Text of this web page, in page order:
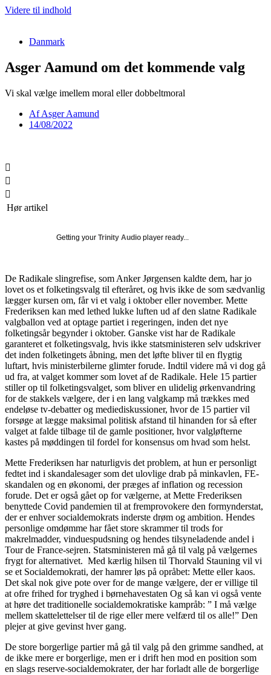
Videre til indhold
Danmark
Asger Aamund om det kommende valg
Vi skal vælge imellem moral eller dobbeltmoral
AfAsger Aamund
14/08/2022
Hør artikel
Getting your Trinity Audio player ready...
De Radikale slingrefise, som Anker Jørgensen kaldte dem, har jo
lovet os et folketingsvalg til efteråret, og hvis ikke de som sædvanlig
lægger kursen om, får vi et valg i oktober eller november. Mette
Frederiksen kan med lethed lukke luften ud af den slatne Radikale
valgballon ved at optage partiet i regeringen, inden det nye
folketingsår begynder i oktober. Ganske vist har de Radikale
garanteret et folketingsvalg, hvis ikke statsministeren selv udskriver
det inden folketingets åbning, men det løfte bliver til en flygtig
luftart, hvis ministerbilerne glimter forude. Indtil videre må vi dog gå
ud fra, at valget kommer som lovet af de Radikale. Hele 15 partier
stiller op til folketingsvalget, som bliver en ulidelig ørkenvandring
for de stakkels vælgere, der i en lang valgkamp må trækkes med
endeløse tv-debatter og mediediskussioner, hvor de 15 partier vil
forsøge at lægge maksimal politisk afstand til hinanden for så efter
valget at falde tilbage til de gamle positioner, hvor valgløfterne
kastes på møddingen til fordel for konsensus om hvad som helst.
Mette Frederiksen har naturligvis det problem, at hun er personligt
fedtet ind i skandalesager som det ulovlige drab på minkavlen, FE-
skandalen og en økonomi, der præges af inflation og recession
forude. Det er også gået op for vælgerne, at Mette Frederiksen
benyttede Covid pandemien til at fremprovokere den formynderstat,
der er enhver socialdemokrats inderste drøm og ambition. Hendes
personlige omdømme har fået store skrammer til trods for
makrelmadder, vinduespudsning og hendes tilsyneladende andel i
Tour de France-sejren. Statsministeren må gå til valg på vælgernes
frygt for alternativet. Med kærlig hilsen til Thorvald Stauning vil vi
se et Socialdemokrati, der hamrer løs på opråbet: Mette eller kaos.
Det skal nok give pote over for de mange vælgere, der er villige til
at ofre frihed for tryghed i børnehavestaten Og så kan vi også vente
at høre det traditionelle socialdemokratiske kampråb: ” I må vælge
mellem skattelettelser til de rige eller mere velfærd til os alle!” Den
plejer at give gevinst hver gang.
De store borgerlige partier må gå til valg på den grimme sandhed, at
de ikke mere er borgerlige, men er i drift hen mod en position som
en slags reserve-socialdemokrater, der har forladt alle de borgerlige